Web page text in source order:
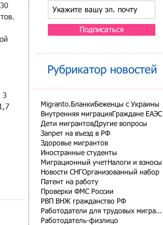
3
Подписаться
Рубрикатор новостей
Migranto.Бланки Беженцы с Украины
Внутренняя миграция Граждане ЕАЭС
Дети мигрантовДругие вопросы
Запрет на въезд в РФ
Здоровье мигрантов
Иностранные студенты
Миграционный учетНалоги и взносы
Новости СНГ Организованный набор
Патент на работу
Проверки ФМС России
РВП ВНЖ гражданство РФ
Работодатели для трудовых мигрантов
Работодатель-физлицо